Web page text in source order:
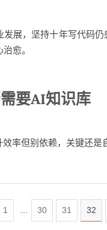
发展，坚持十年写代码
愈。
要AI知识库
率但别依赖，关键还是
1 30 31 32